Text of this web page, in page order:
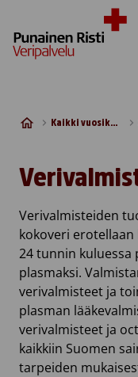
Kaikki vuosikertomukset
Verivalmisteiden
kokoveri
24 tunnin kuluessa
plasmaksi.
verivalmisteet ja
plasman
verivalmisteet ja
kaikkiin Suomen
tarpeiden